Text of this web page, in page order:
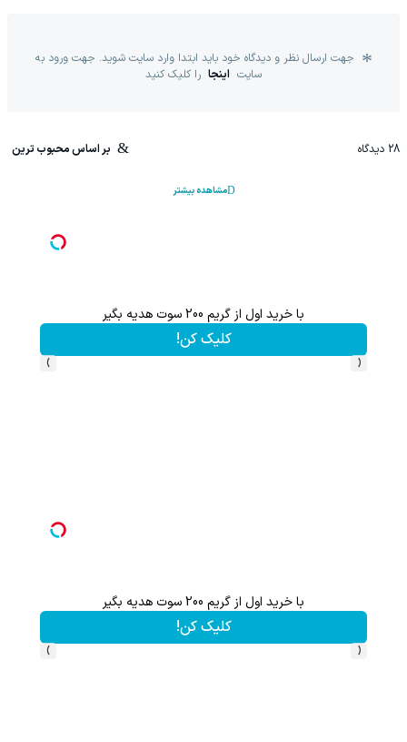
جهت ارسال نظر و دیدگاه خود باید ابتدا وارد سایت شوید. جهت ورود به
سایت اینجا را کلیک کنید
28 دیدگاه بر اساس محبوب ترین
مشاهده بیشتر
با خرید اول از گریم 200 سوت هدیه بگیر
کلیک کن!
‹
›
با خرید اول از گریم 200 سوت هدیه بگیر
کلیک کن!
‹
›